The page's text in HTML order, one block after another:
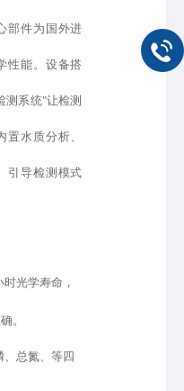
部件为国外进
性能。设备搭
测系统"让检测
置水质分析、
引导检测模式
时光学寿命，
。
、总氮、等四